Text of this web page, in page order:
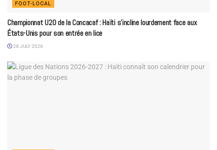
FOOT-LOCAL
Championnat U20 de la Concacaf : Haïti s’incline lourdement face aux
États-Unis pour son entrée en lice
28 JULY 2026